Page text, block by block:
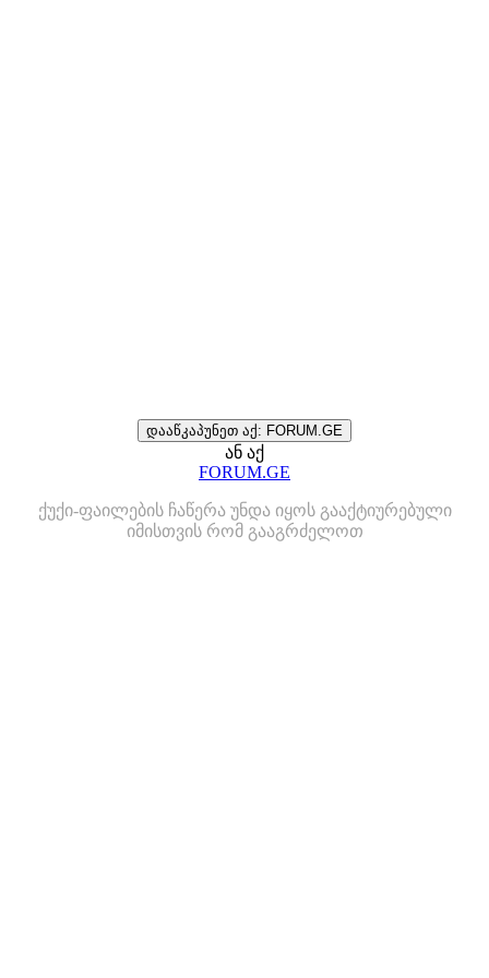
დააწკაპუნეთ აქ: FORUM.GE
ან აქ
FORUM.GE
ქუქი-ფაილების ჩაწერა უნდა იყოს გააქტიურებული
იმისთვის რომ გააგრძელოთ